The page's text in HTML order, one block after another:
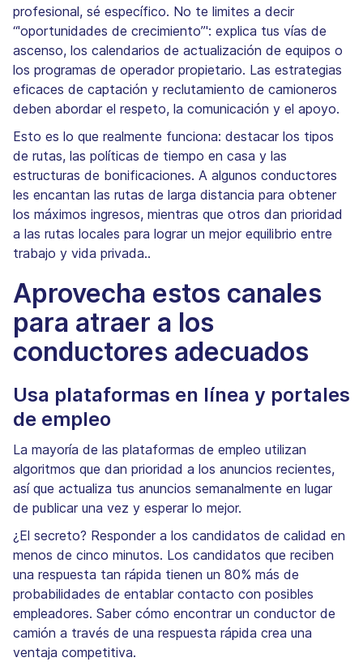
profesional, sé específico. No te limites a decir
“'oportunidades de crecimiento”': explica tus vías de
ascenso, los calendarios de actualización de equipos o
los programas de operador propietario. Las estrategias
eficaces de captación y reclutamiento de camioneros
deben abordar el respeto, la comunicación y el apoyo.
Esto es lo que realmente funciona: destacar los tipos
de rutas, las políticas de tiempo en casa y las
estructuras de bonificaciones. A algunos conductores
les encantan las rutas de larga distancia para obtener
los máximos ingresos, mientras que otros dan prioridad
a las rutas locales para lograr un mejor equilibrio entre
trabajo y vida privada..
Aprovecha estos canales
para atraer a los
conductores adecuados
Usa plataformas en línea y portales
de empleo
La mayoría de las plataformas de empleo utilizan
algoritmos que dan prioridad a los anuncios recientes,
así que actualiza tus anuncios semanalmente en lugar
de publicar una vez y esperar lo mejor.
¿El secreto? Responder a los candidatos de calidad en
menos de cinco minutos. Los candidatos que reciben
una respuesta tan rápida tienen un 80% más de
probabilidades de entablar contacto con posibles
empleadores. Saber cómo encontrar un conductor de
camión a través de una respuesta rápida crea una
ventaja competitiva.